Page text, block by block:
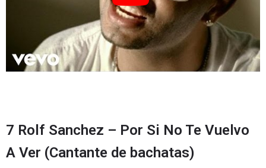
7 Rolf Sanchez – Por Si No Te Vuelvo
A Ver (Cantante de bachatas)